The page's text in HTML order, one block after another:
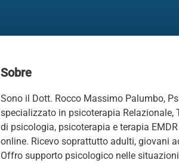
Sobre
Sono il Dott. Rocco Massimo Palumbo,
specializzato in psicoterapia Relazionale,
di psicologia, psicoterapia e terapia
online. Ricevo soprattutto adulti, giovani
Offro supporto psicologico nelle